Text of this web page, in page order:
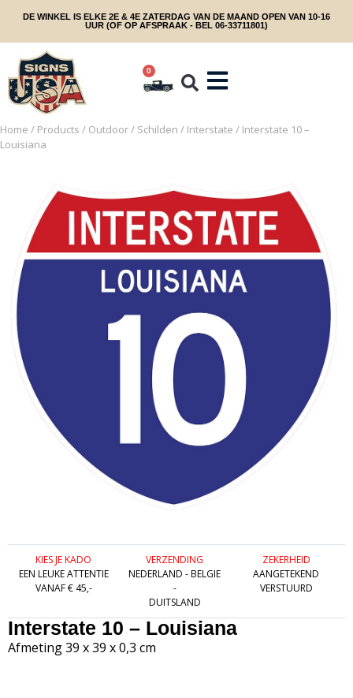
DE WINKEL IS ELKE 2E & 4E ZATERDAG VAN DE MAAND OPEN VAN 10-16
UUR (OF OP AFSPRAAK - BEL 06-33711801)
0
Home / Products / Outdoor/ Schilden / Interstate / Interstate 10 –
Louisiana
KIES JE KADO
EEN LEUKE ATTENTIE
VANAF € 45,-
VERZENDING
NEDERLAND - BELGIE
-
DUITSLAND
ZEKERHEID
AANGETEKEND
VERSTUURD
Interstate 10 – Louisiana
Afmeting 39 x 39 x 0,3 cm